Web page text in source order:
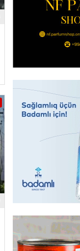
Sabah Bakıda
05.08.2026 - 13:30
Britaniyaya
05.08.2026 - 13:15
Rusiyada neft
“Başneft-
hücumundan
05.08.2026
yaxşı hazırlaşıb
05.08.2026 - 12:45